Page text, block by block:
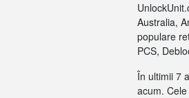
Australia,
populare
PCS,
În ultimii 7
acum.